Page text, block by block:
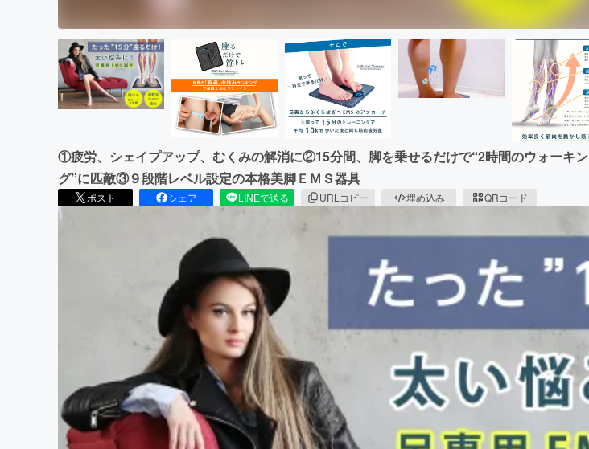
①疲労、シェイプアップ、むくみの解消に②15分間、脚を乗せるだけで“2時間のウォーキン
グ”に匹敵③９段階レベル設定の本格美脚ＥＭＳ器具
ポスト シェア LINEで送る URLコピー 埋め込み QRコード